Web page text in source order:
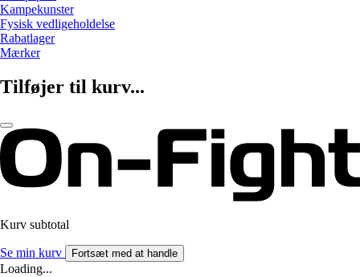
Kampekunster
Fysisk vedligeholdelse
Rabatlager
Mærker
Tilføjer til kurv...
Kurv subtotal
Se min kurv Fortsæt med at handle
Loading...